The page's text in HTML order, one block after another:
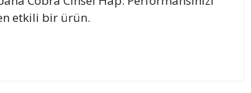
etkili bir ürün.